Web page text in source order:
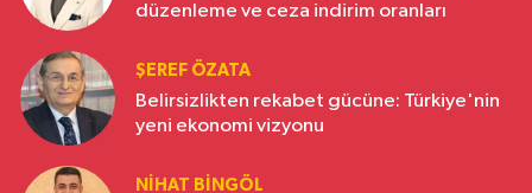
düzenleme ve ceza indirim oranları
ŞEREF ÖZATA
Belirsizlikten rekabet gücüne: Türkiye'nin
yeni ekonomi vizyonu
NIHAT BINGÖL